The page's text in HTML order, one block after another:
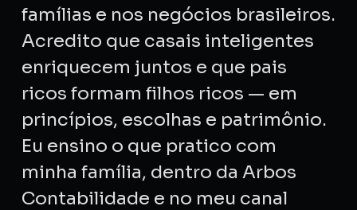
famílias e nos negócios brasileiros.
Acredito que casais inteligentes
enriquecem juntos e que pais
ricos formam filhos ricos — em
princípios, escolhas e patrimônio.
Eu ensino o que pratico com
minha família, dentro da Arbos
Contabilidade e no meu canal